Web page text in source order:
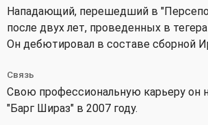
Нападающий, перешедший в
после двух лет, проведенных в
Он дебютировал в составе сборной
Связь
Свою профессиональную карьеру он
"Барг Шираз" в 2007 году.